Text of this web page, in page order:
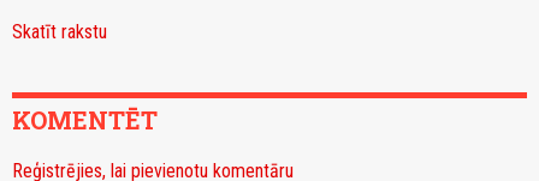
Skatīt rakstu
KOMENTĒT
Reģistrējies, lai pievienotu komentāru